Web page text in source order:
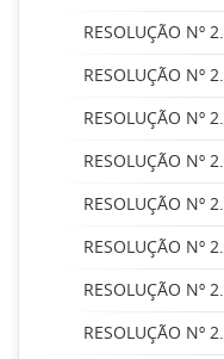
RESOLUÇÃO Nº
RESOLUÇÃO Nº
RESOLUÇÃO Nº
RESOLUÇÃO Nº
RESOLUÇÃO Nº
RESOLUÇÃO Nº
RESOLUÇÃO Nº
RESOLUÇÃO Nº